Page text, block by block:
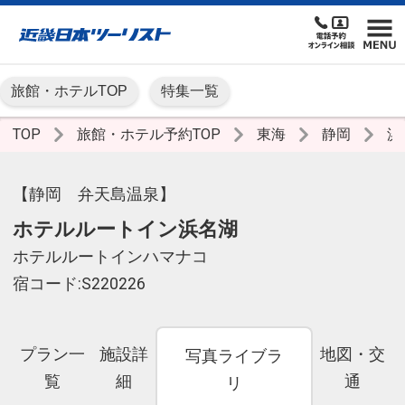
旅館・ホテルTOP 特集一覧
TOP 旅館・ホテル予約TOP 東海 静岡 浜
【静岡 弁天島温泉】
ホテルルートイン浜名湖
ホテルルートインハマナコ
宿コード:S220226
プラン一
覧
施設詳
細
写真ライブラ
リ
地図・交
通